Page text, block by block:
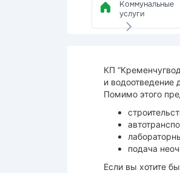
Коммунальные
услуги
КП
и водоотведение
Помимо этого
подача
Если вы хотите